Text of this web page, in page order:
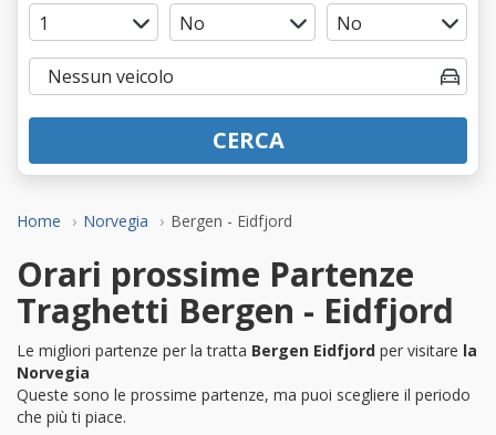
Home Norvegia Bergen - Eidfjord
CERCA
Orari prossime Partenze
Traghetti Bergen - Eidfjord
Le migliori partenze per la tratta Bergen Eidfjord per visitare la
Norvegia
Queste sono le prossime partenze, ma puoi scegliere il periodo
che più ti piace.